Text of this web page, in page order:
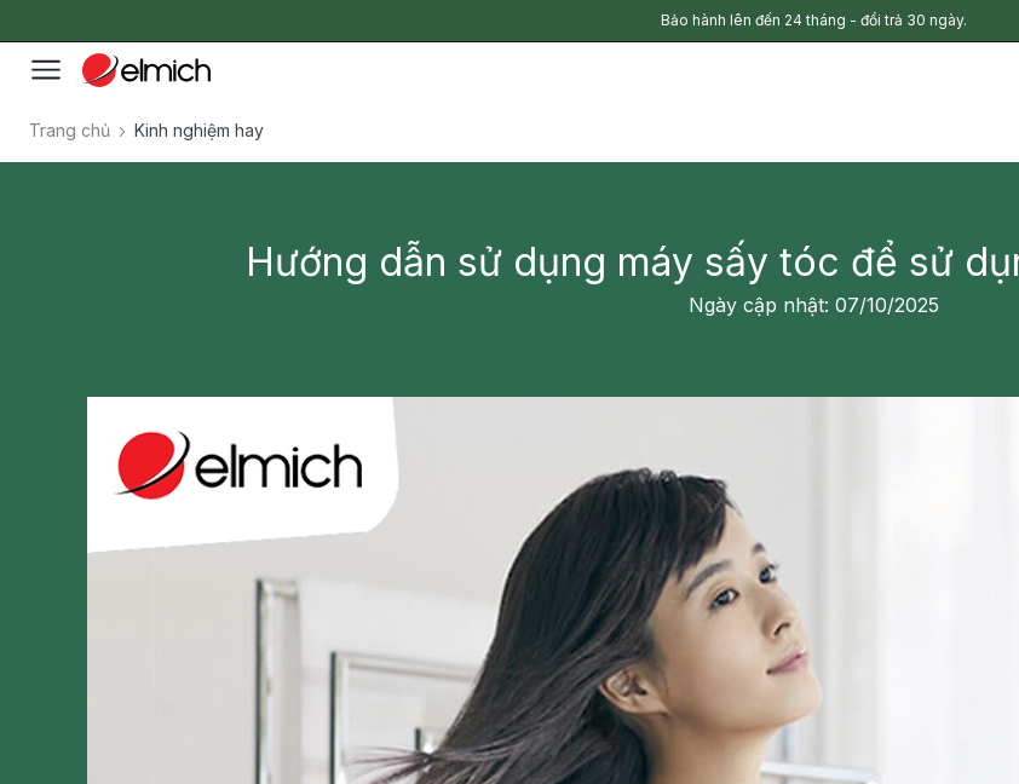
Bảo hành lên đến 24 tháng - đổi trả 30 ngày.
Trang chủ Kinh nghiệm hay
Hướng dẫn sử dụng máy sấy tóc để sử
Ngày cập nhật: 07/10/2025